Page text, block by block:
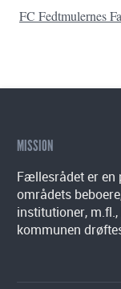
FC Fedtmulernes
MISSION
Fællesrådet er
områdets
institutioner,
kommunen